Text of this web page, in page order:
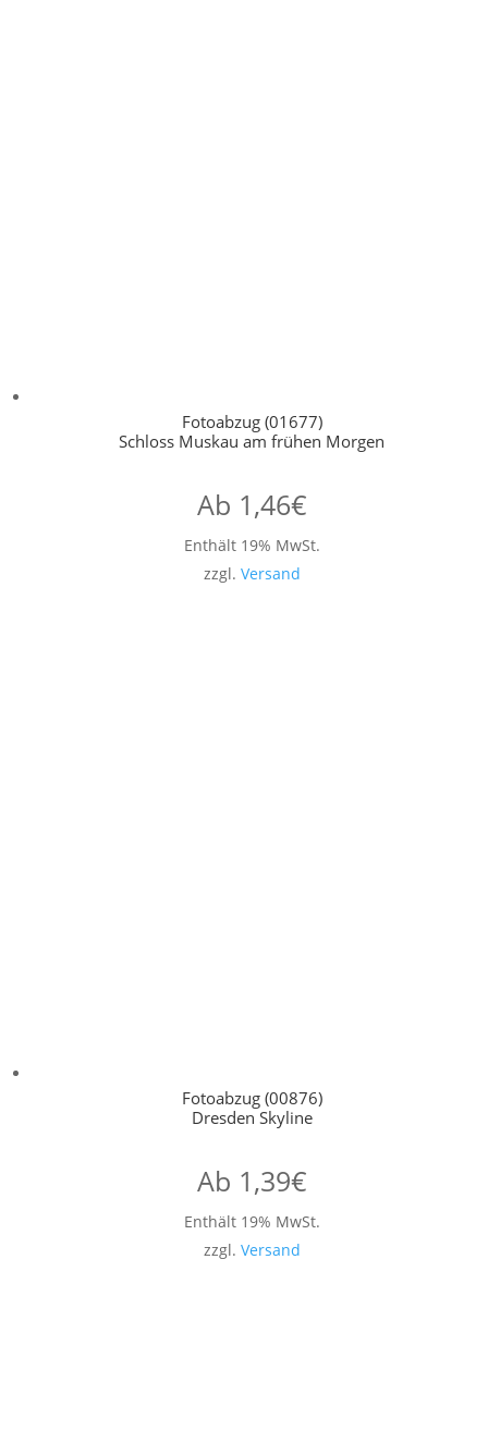
Fotoabzug (01677)
Schloss Muskau am frühen Morgen
Ab 1,46€
Enthält 19% MwSt.
zzgl. Versand
Fotoabzug (00876)
Dresden Skyline
Ab 1,39€
Enthält 19% MwSt.
zzgl. Versand